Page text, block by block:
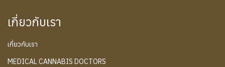
เกี่ยวกับเรา
เกี่ยวกับเรา
MEDICAL CANNABIS DOCTORS